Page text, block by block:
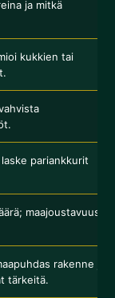
ja mitkä
kukkien tai
pariankkurit
maajoustavuus
rakenne ja
tärkeitä.